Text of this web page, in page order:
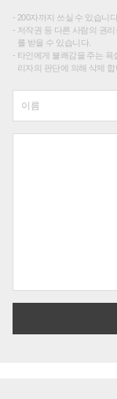
200자까지 쓰실 수 있습니
저작권 등 다른 사람의 권
를 받을 수 있습니다.
타인에게 불쾌감을 주는
리자의 판단에 의해 삭제 합